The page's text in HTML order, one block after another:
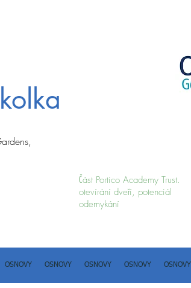
Část Portico Academy Trust.
otevírání dveří, potenciál
odemykání
OSNOVY OSNOVY OSNOVY OSNOVY OSNOVY